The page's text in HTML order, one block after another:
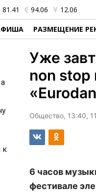
81.41 94.06 12.06
РАЗМЕЩЕНИЕ
к
Уже
non stop
Общество, 13:40,
6 часов
фестивале